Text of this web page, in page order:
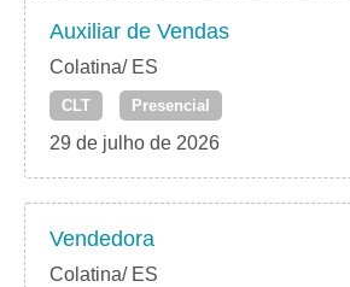
Auxiliar de Vendas
Colatina/ ES
CLT Presencial
29 de julho de 2026
Vendedora
Colatina/ ES